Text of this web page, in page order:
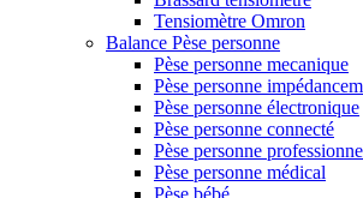
Tensiomètre Omron
Balance Pèse personne
Pèse personne mecanique
Pèse personne
Pèse personne électronique
Pèse personne connecté
Pèse personne
Pèse personne médical
Pèse bébé